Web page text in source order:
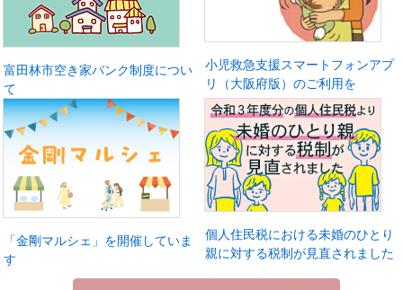
富田林市空き家バンク制度につい
て
小児救急支援スマートフォンアプ
リ（大阪府版）のご利用を
「金剛マルシェ」を開催していま
す
個人住民税における未婚のひとり
親に対する税制が見直されました